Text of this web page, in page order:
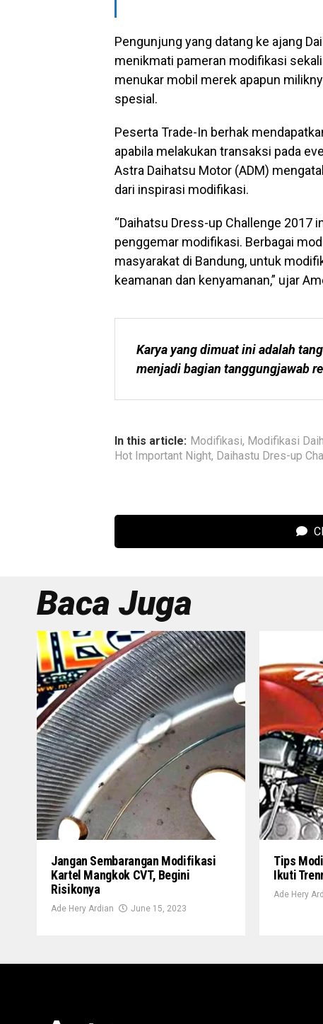
Pengunjung yang datang ke ajang
menikmati pameran modifikasi
menukar mobil merek apapun
spesial.
Peserta Trade-In berhak
apabila melakukan transaksi pada
Astra Daihatsu Motor (ADM)
dari inspirasi modifikasi.
“Daihatsu Dress-up Challenge 2017
penggemar modifikasi. Berbagai
masyarakat di Bandung, untuk
keamanan dan kenyamanan,” ujar
Karya yang dimuat ini adalah
menjadi bagian tanggungjawab
In this article: Modifikasi, Modifikasi
Hot Important Night, Daihastu Dres-up
Baca Juga
Jangan Sembarangan Modifikasi
Kartel Mangkok CVT, Begini
Risikonya
Ade Hery Ardian June 15, 2023
Tips
Ikuti
Ade Hery